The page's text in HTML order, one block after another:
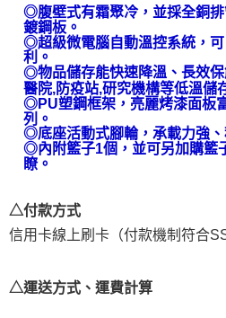
後付繳納相關費用。
※ 交易是否成功請以「AFTEE先享後付 」
是否繳費成功／繳費後需取消欲退款等相
客戶支援中心」
【注意事項】
１．透過由恩沛科技股份有限公司提供之
易，需依本服務之必要範圍內提供個人資
權轉讓予恩沛科技股份有限公司。
２．關於個人資料處理事宜，請瀏覽以下
https://aftee.tw/terms/#terms3
「AFTEE先享後付」，若未經同意申辦者
任。
４．使用「AFTEE先享後付」時，將依據
５．嚴禁一人註冊多個帳號或使用他人資
恩沛科技股份有限公司將有權停止該用戶
◎腹壁式有霜聚冷，並採全銅
鍍鋼板。
◎超級微電腦自動溫控系統，
利。
◎物品儲存能快速降溫、長效
醫院,防疫站,研究機構等低溫儲
◎PU塑鋼框架，亮麗烤漆面板
列。
◎底座活動式腳輪，承載力強、
◎內附籃子1個，並可另加購籃
瞭。
△付款方式
信用卡線上刷卡（付款機制符合
△運送方式、運費計算